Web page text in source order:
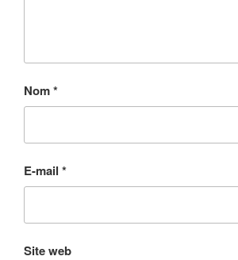
Nom*
E-mail *
Site web